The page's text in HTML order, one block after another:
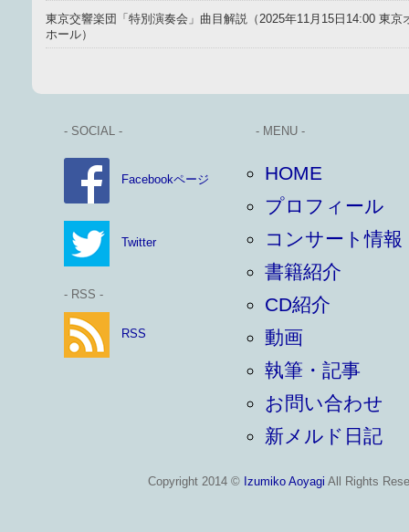
東京交響楽団「特別演奏会」曲目解説（2025年11月15日14:00 東京
ホール）
- SOCIAL -
Facebookページ
Twitter
- RSS -
RSS
- MENU -
HOME
プロフィール
コンサート情報
書籍紹介
CD紹介
動画
執筆・記事
お問い合わせ
新メルド日記
Copyright 2014 © Izumiko Aoyagi All Rights